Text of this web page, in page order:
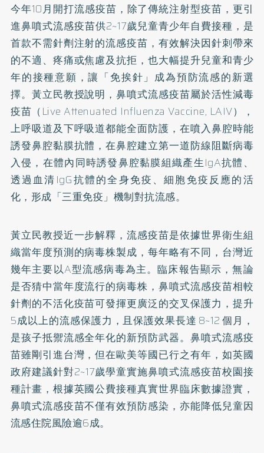
今年10月開打流感疫苗，除了傳統注射型疫苗，更引
進鼻噴式流感疫苗供2~17歲兒童青少年自費接種，是
首款不需針劑注射的流感疫苗，有效解決因針刺帶來
的不適、疼痛或焦慮及抗拒，也大幅提升兒童和青少
年的接種意願，讓「免挨針」成為預防流感的新選
擇。黃立民教授說明，鼻噴式流感疫苗屬於活性減毒
疫苗（Live Attenuated Influenza Vaccine, LAIV），
上呼吸道及下呼吸道都能全面防護，在噴入鼻腔時能
誘發鼻腔黏膜抗體，在鼻腔建立第一道防線阻斷病毒
入侵，在體內同時誘發鼻腔黏膜組織產生IgA抗體、
透過血清IgG抗體的全身免疫、細胞免疫反應的活
化，形成「三重免疫」機制對抗流感。
黃立民教授近一步解釋，流感疫苗是依據世界衛生組
織當年度預測的病毒株製成，每年略有不同，台灣近
幾年主要以A型流感病毒為主。臨床報告顯示，無論
是否猜中當年度流行的病毒株，鼻噴式流感疫苗相較
針劑的不活化疫苗可發揮更廣泛的交叉保護力，提升
5成以上的流感保護力，且保護效果長達 8~12 個月，
是孩子抵禦流感全年化的新預防武器。鼻噴式流感疫
苗雖剛引進台灣，但在歐美等國已行之有年，如英國
政府建議針對2~17歲學童實施鼻噴式流感疫苗校園接
種計畫，根據英國公費接種真實世界臨床數據證實，
鼻噴式流感疫苗不僅有效預防感染，亦能降低兒童因
流感住院風險逾6成。